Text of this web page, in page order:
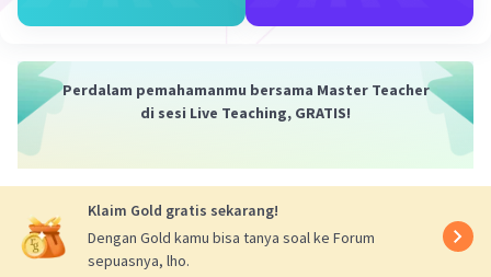
U = q
q = -2 + (2)(-7)
= -2 + (-14)
Mencari nilai p - q
p - q = -9 - (-16)
= -9 + 16
= 7
Perdalam pemahamanmu bersama Master Teacher
di sesi Live Teaching, GRATIS!
Klaim Gold gratis sekarang!
Dengan Gold kamu bisa tanya soal ke Forum
sepuasnya, lho.